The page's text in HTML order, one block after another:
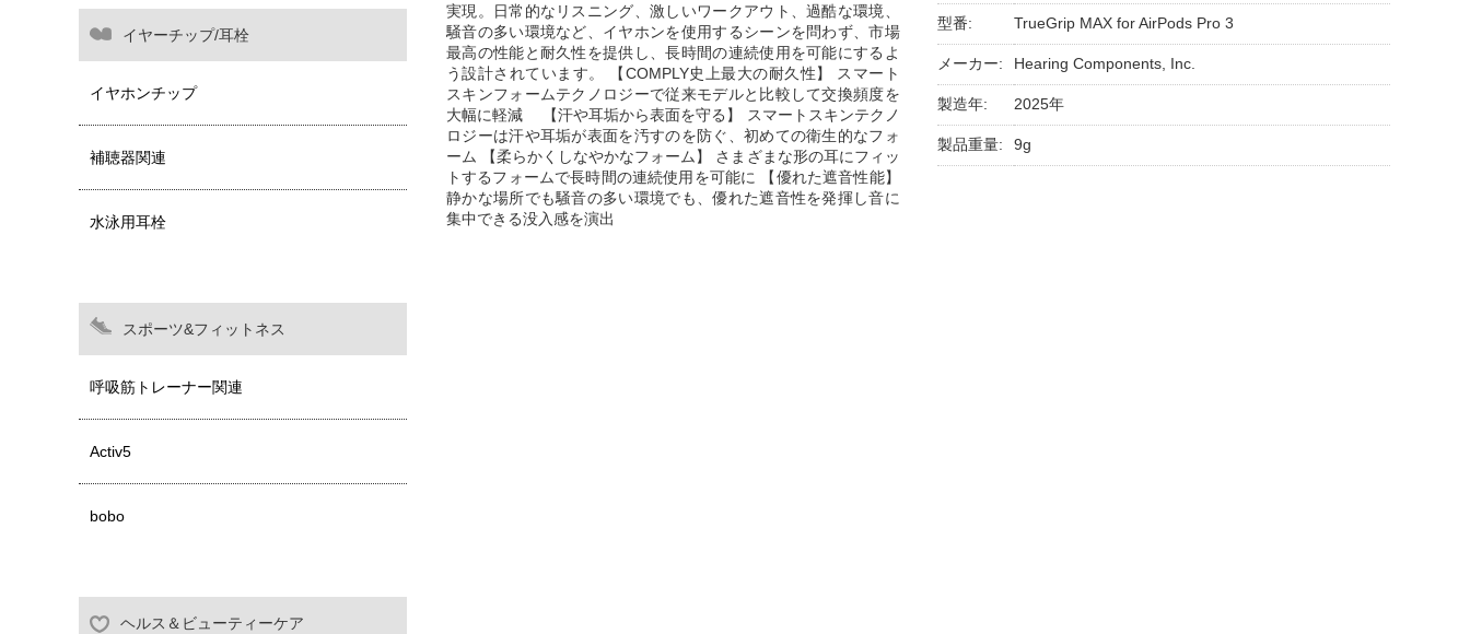
実現。日常的なリスニング、激しいワークアウト、過酷な環境、
騒音の多い環境など、イヤホンを使用するシーンを問わず、市場
最高の性能と耐久性を提供し、長時間の連続使用を可能にするよ
う設計されています。 【COMPLY史上最大の耐久性】 スマート
スキンフォームテクノロジーで従来モデルと比較して交換頻度を
大幅に軽減 【汗や耳垢から表面を守る】 スマートスキンテクノ
ロジーは汗や耳垢が表面を汚すのを防ぐ、初めての衛生的なフォ
ーム 【柔らかくしなやかなフォーム】 さまざまな形の耳にフィッ
トするフォームで長時間の連続使用を可能に 【優れた遮音性能】
静かな場所でも騒音の多い環境でも、優れた遮音性を発揮し音に
集中できる没入感を演出
型番: TrueGrip MAX for AirPods Pro 3
メーカー: Hearing Components, Inc.
製造年: 2025年
製品重量: 9g
イヤーチップ/耳栓
イヤホンチップ
補聴器関連
水泳用耳栓
スポーツ&フィットネス
呼吸筋トレーナー関連
Activ5
bobo
ヘルス＆ビューティーケア